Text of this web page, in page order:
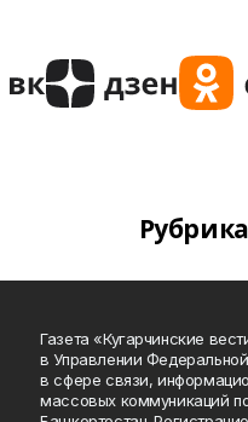
Газета «Кугарчинские
в Управлении
в сфере связи,
массовых коммуникаций